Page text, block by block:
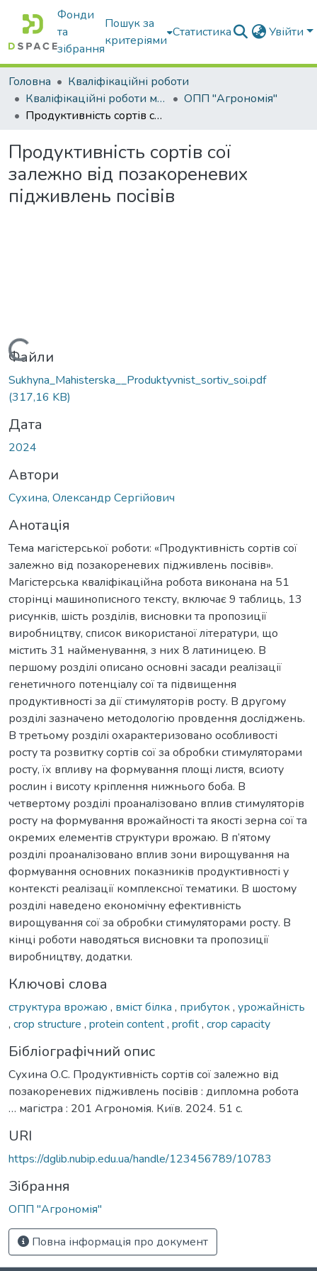
Фонди
та
зібрання
Пошук за
критеріями
Статистика Увійти
Головна
Кваліфікаційні роботи
Кваліфікаційні роботи магістрів
ОПП "Агрономія"
Продуктивність сортів сої залежно від позакореневих підживлень посівів
Продуктивність сортів сої
залежно від позакореневих
підживлень посівів
Вантажиться...
Файли
Sukhyna_Mahisterska__Produktyvnist_sortiv_soi.pdf
(317,16 KB)
Дата
2024
Автори
Сухина, Олександр Сергійович
Анотація
Тема магістерської роботи: «Продуктивність сортів сої
залежно від позакореневих підживлень посівів».
Магістерська кваліфікаційна робота виконана на 51
сторінці машинописного тексту, включає 9 таблиць, 13
рисунків, шість розділів, висновки та пропозиції
виробництву, список використаної літератури, що
містить 31 найменування, з них 8 латиницею. В
першому розділі описано основні засади реалізації
генетичного потенціалу сої та підвищення
продуктивності за дії стимуляторів росту. В другому
розділі зазначено методологію провдення досліджень.
В третьому розділі охарактеризовано особливості
росту та розвитку сортів сої за обробки стимуляторами
росту, їх впливу на формування площі листя, всиоту
рослин і висоту кріплення нижнього боба. В
четвертому розділі проаналізовано вплив стимуляторів
росту на формування врожайності та якості зерна сої та
окремих елементів структури врожаю. В п’ятому
розділі проаналізовано вплив зони вирощування на
формування основних показників продуктивності у
контексті реалізації комплексної тематики. В шостому
розділі наведено економічну ефективність
вирощування сої за обробки стимуляторами росту. В
кінці роботи наводяться висновки та пропозиції
виробництву, додатки.
Ключові слова
структура врожаю , вміст білка , прибуток, урожайність
, crop structure , protein content, profit, crop capacity
Бібліографічний опис
Сухина О.С. Продуктивність сортів сої залежно від
позакореневих підживлень посівів : дипломна робота
… магістра : 201 Агрономія. Київ. 2024. 51 с.
URI
https://dglib.nubip.edu.ua/handle/123456789/10783
Зібрання
ОПП "Агрономія"
Повна інформація про документ